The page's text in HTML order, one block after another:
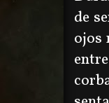
de
ojos